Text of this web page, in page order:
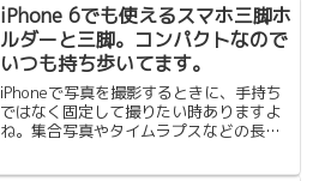
iPhone 6でも使えるスマホ三脚ホ
ルダーと三脚。コンパクトなので
いつも持ち歩いてます。
iPhoneで写真を撮影するときに、手持ち
ではなく固定して撮りたい時ありますよ
ね。集合写真やタイムラプスなどの長時